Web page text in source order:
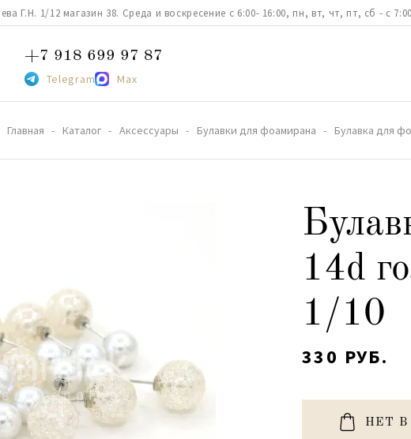
Г.Н. 1/12 магазин 38. Среда и воскресение с 6:00- 16:00, пн, вт, чт, пт, сб - с
+7 918 699 97 87
Telegram Max
Главная Каталог Аксессуары Булавки для фоамирана Булавка для
14d
1/10
330 РУБ.
НЕТ